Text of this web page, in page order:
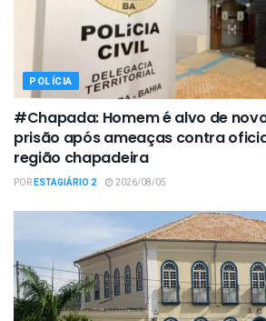
POLÍCIA
#Chapada: Homem é alvo de
prisão após ameaças contra
região chapadeira
PORESTAGIÁRIO 2 2026/08/05